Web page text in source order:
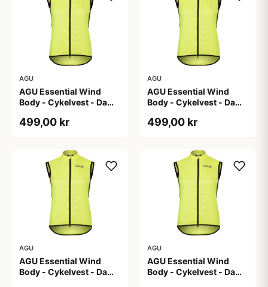
AGU
AGU Essential Wind
Body - Cykelvest - Dame
2XL
499,00 kr
AGU
AGU Essential Wind
Body - Cykelvest - Dame
499,00 kr
AGU
AGU Essential Wind
Body - Cykelvest - Dame
AGU
AGU Essential Wind
Body - Cykelvest - Dame